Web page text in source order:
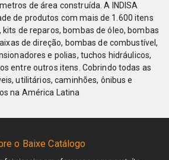
de área construída. A INDISA
de produtos com mais de 1.600 itens
de reparos, bombas de óleo, bombas
de direção, bombas de combustível,
e polias, tuchos hidráulicos,
entre outros itens. Cobrindo todas as
utilitários, caminhões, ônibus e
na América Latina
o Baixe Catálogo